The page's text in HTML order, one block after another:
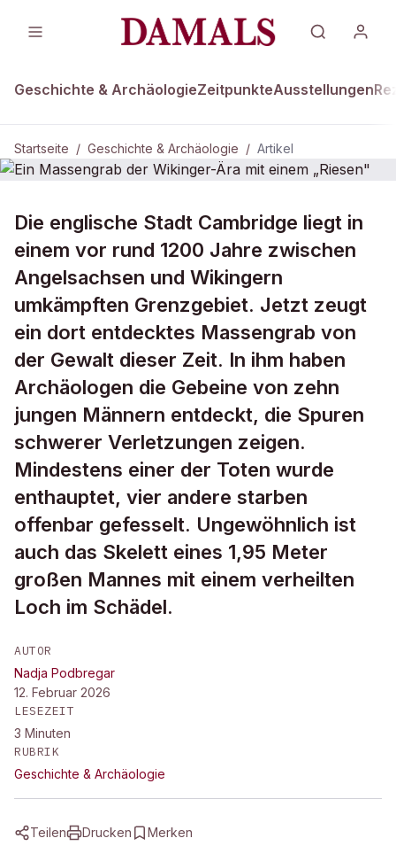
Geschichte & ArchäologieZeitpunkteAusstellungen
Startseite / Geschichte & Archäologie / Artikel
Ein Massengrab der Wikinger-Ära
mit einem „Riesen"
Die englische Stadt Cambridge liegt in
einem vor rund 1200 Jahre zwischen
Angelsachsen und Wikingern
umkämpften Grenzgebiet. Jetzt zeugt
ein dort entdecktes Massengrab von
der Gewalt dieser Zeit. In ihm haben
Archäologen die Gebeine von zehn
jungen Männern entdeckt, die Spuren
schwerer Verletzungen zeigen.
Mindestens einer der Toten wurde
enthauptet, vier andere starben
offenbar gefesselt. Ungewöhnlich ist
auch das Skelett eines 1,95 Meter
großen Mannes mit einem verheilten
Loch im Schädel.
AUTOR
Nadja Podbregar
12. Februar 2026
LESEZEIT
3 Minuten
RUBRIK
Geschichte & Archäologie
Teilen Drucken Merken